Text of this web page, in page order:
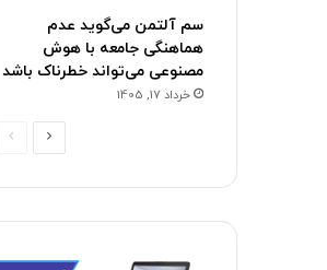
سم آلتمن می‌گوید عدم
هماهنگی جامعه با هوش
مصنوعی می‌تواند خطرناک باشد
خرداد 17, 1405
ق
ص
ب